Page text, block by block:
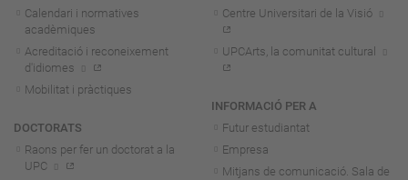
Calendari i normatives
acadèmiques
Acreditació i reconeixement
d'idiomes
Mobilitat i pràctiques
DOCTORATS
Raons per fer un doctorat a la
UPC
Centre Universitari de la Visió
UPCArts, la comunitat cultural
INFORMACIÓ PER A
Futur estudiantat
Empresa
Mitjans de comunicació. Sala de